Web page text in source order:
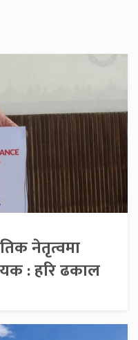
नेतृत्वमा
: हरि ढकाल